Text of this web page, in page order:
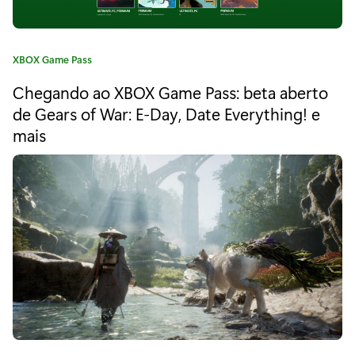
h
D
o
o
m
e
d
C
o
u
C
t
e
o
r
i
a
:
XBOX Game Pass
Chegando ao XBOX Game Pass: beta aberto
de Gears of War: E-Day, Date Everything! e
mais